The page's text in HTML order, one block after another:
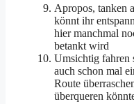
Apropos, tanken
könnt ihr
hier manchmal
betankt wird
Umsichtig fahren
auch schon mal
Route
überqueren